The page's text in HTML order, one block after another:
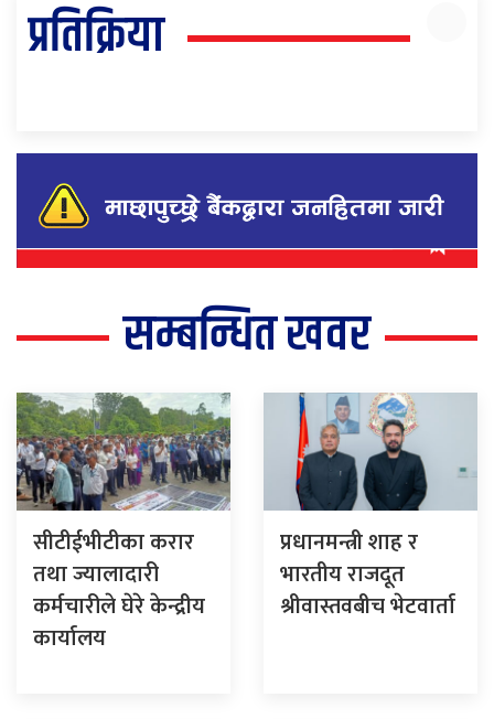
प्रतिक्रिया
सम्बन्धित खवर
सीटीईभीटीका करार
तथा ज्यालादारी
कर्मचारीले घेरे केन्द्रीय
कार्यालय
प्रधानमन्त्री शाह र
भारतीय राजदूत
श्रीवास्तवबीच भेटवार्ता